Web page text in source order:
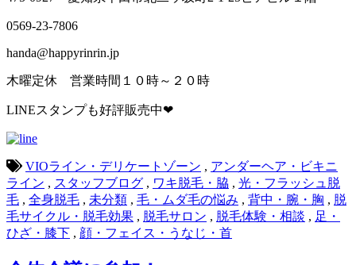
0569-23-7806
handa@happyrinrin.jp
木曜定休 営業時間１０時～２０時
LINEスタンプも好評販売中❤
VIOライン・デリケートゾーン , アンダーヘア・ビキニ
ライン , スタッフブログ , ワキ脱毛・脇 , 光・フラッシュ脱
毛 , 全身脱毛 , 未分類 , 毛・ムダ毛の悩み , 背中・腕・胸 , 脱
毛サイクル・脱毛効果 , 脱毛サロン , 脱毛体験・相談 , 足・
ひざ・膝下 , 顔・フェイス・うなじ・首